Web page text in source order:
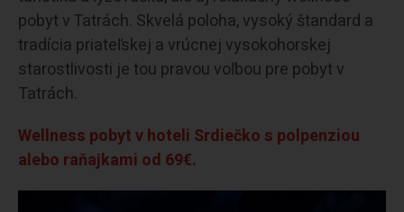
pobyt v Tatrách. Skvelá poloha, vysoký štandard a
tradícia priateľskej a vrúcnej vysokohorskej
starostlivosti je tou pravou voľbou pre pobyt v
Tatrách.
Wellness pobyt v hoteli Srdiečko s polpenziou
alebo raňajkami od 69€.